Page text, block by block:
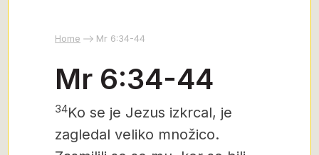
Home Mr 6:34-44
Mr 6:34-44
34Ko se je Jezus izkrcal, je
zagledal veliko množico.